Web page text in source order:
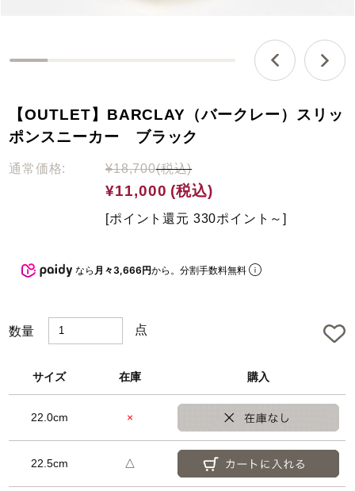
0
m
p
l
e
【OUTLET】BARCLAY（バークレー）スリッ
ポンスニーカー ブラック
通常価格: ¥18,700(税込)
¥11,000 (税込)
[ポイント還元 330ポイント～]
なら 月々3,666円から。分割手数料無料
数量 点
サイズ 在庫 購入
22.0cm ×
22.5cm △